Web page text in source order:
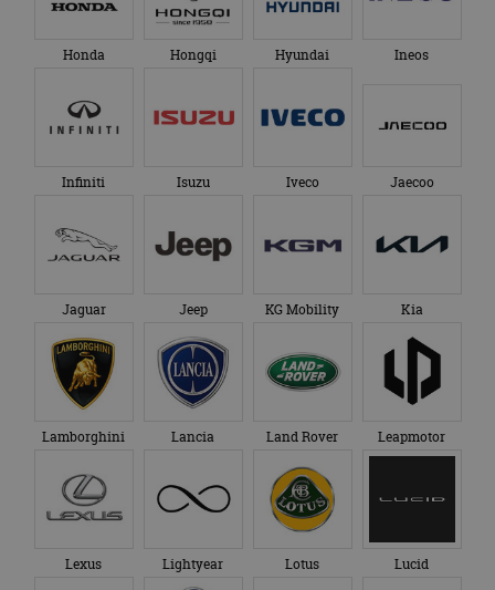
Honda Hongqi Hyundai Ineos
Infiniti Isuzu Iveco Jaecoo
Jaguar Jeep KG Mobility Kia
Lamborghini Lancia Land Rover Leapmotor
Lexus Lightyear Lotus Lucid